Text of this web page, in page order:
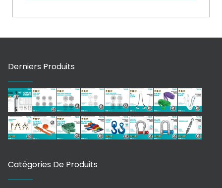
Derniers Produits
Catégories De Produits